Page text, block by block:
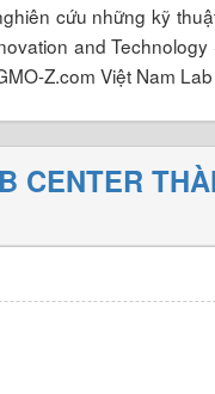
cứu những kỹ
and
Z.com Việt Nam
CENTER